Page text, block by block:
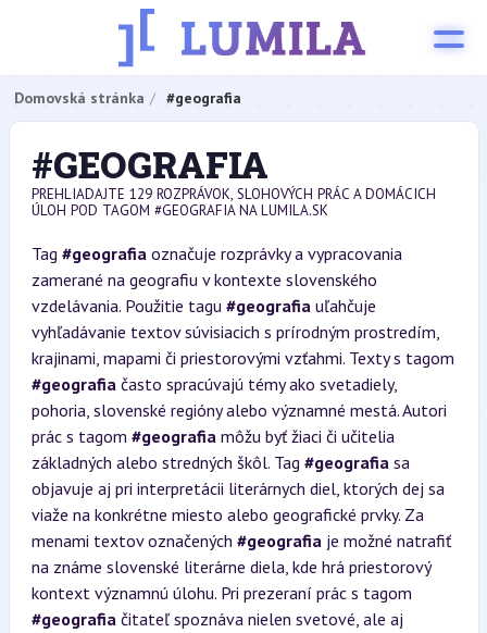
Domovská stránka #geografia
#GEOGRAFIA
PREHLIADAJTE 129 ROZPRÁVOK, SLOHOVÝCH PRÁC A DOMÁCICH
ÚLOH POD TAGOM #GEOGRAFIA NA LUMILA.SK
Tag #geografiaoznačuje rozprávky a vypracovania
zamerané na geografiu v kontexte slovenského
vzdelávania. Použitie tagu #geografiauľahčuje
vyhľadávanie textov súvisiacich s prírodným prostredím,
krajinami, mapami či priestorovými vzťahmi. Texty s tagom
#geografiačasto spracúvajú témy ako svetadiely,
pohoria, slovenské regióny alebo významné mestá. Autori
prác s tagom #geografiamôžu byť žiaci či učitelia
základných alebo stredných škôl. Tag #geografiasa
objavuje aj pri interpretácii literárnych diel, ktorých dej sa
viaže na konkrétne miesto alebo geografické prvky. Za
menami textov označených #geografiaje možné natrafiť
na známe slovenské literárne diela, kde hrá priestorový
kontext významnú úlohu. Pri prezeraní prác s tagom
#geografiačitateľ spoznáva nielen svetové, ale aj